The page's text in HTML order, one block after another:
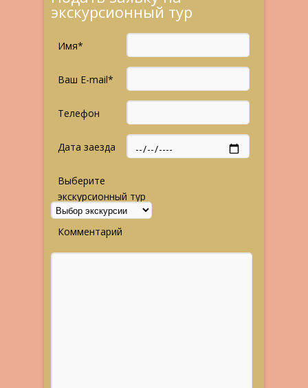
экскурсионный тур
Имя*
Ваш E-mail*
Телефон
Дата заезда
Выберите
экскурсионный тур
Комментарий